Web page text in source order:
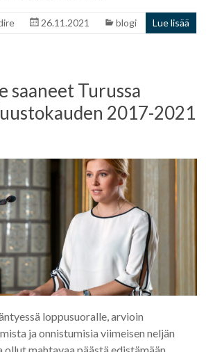
26.11.2021 blogi Lue lisää
saaneet Turussa
2017-2021
loppusuoralle, arvioin
ja onnistumisia viimeisen neljän
ollut mahtavaa päästä edistämään